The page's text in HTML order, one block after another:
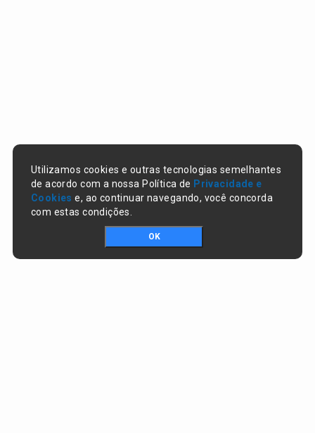
Utilizamos cookies e outras tecnologias semelhantes
de acordo com a nossa Política de Privacidade e
Cookies e, ao continuar navegando, você concorda
com estas condições.
OK